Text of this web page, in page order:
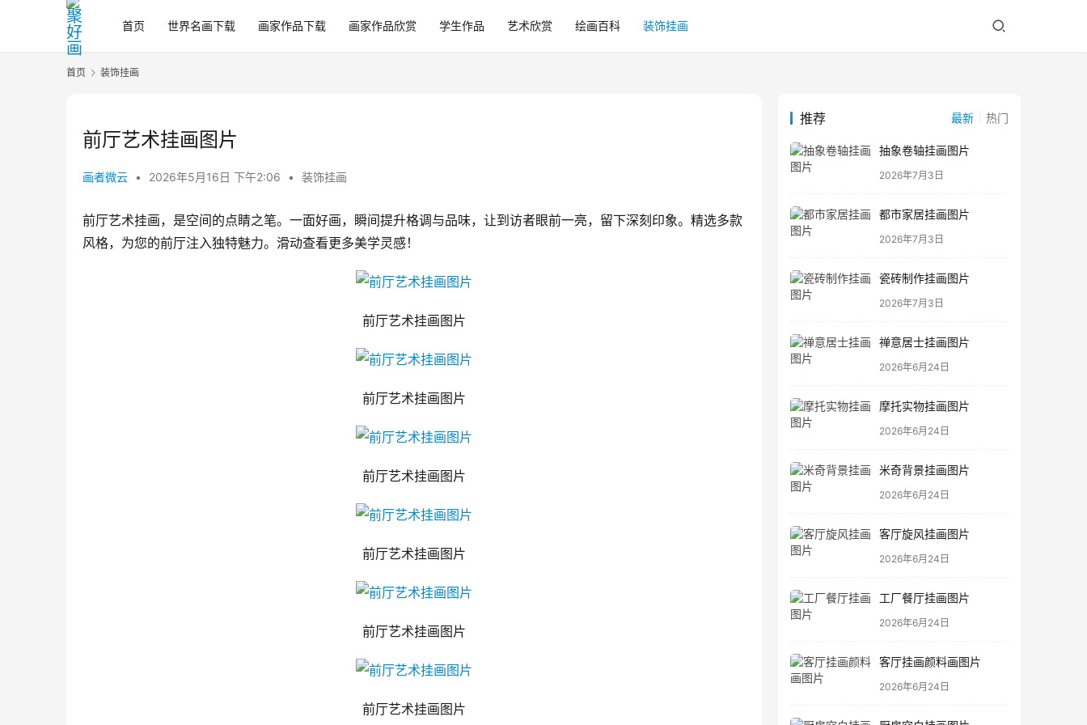
首页 世界名画下载 画家作品下载 画家作品欣赏 学生作品 艺术欣赏 绘画百科 装饰挂画
首页 装饰挂画
前厅艺术挂画图片
画者微云 • 2026年5月16日 下午2:06 • 装饰挂画
前厅艺术挂画，是空间的点睛之笔。一面好画，瞬间提升格调与品味，让到访者眼前一亮，留下深刻印象。精选多款
风格，为您的前厅注入独特魅力。滑动查看更多美学灵感！
前厅艺术挂画图片
前厅艺术挂画图片
前厅艺术挂画图片
前厅艺术挂画图片
前厅艺术挂画图片
前厅艺术挂画图片
推荐 最新 热门
抽象卷轴挂画图片
2026年7月3日
都市家居挂画图片
2026年7月3日
瓷砖制作挂画图片
2026年7月3日
禅意居士挂画图片
2026年6月24日
摩托实物挂画图片
2026年6月24日
米奇背景挂画图片
2026年6月24日
客厅旋风挂画图片
2026年6月24日
工厂餐厅挂画图片
2026年6月24日
客厅挂画颜料画图片
2026年6月24日